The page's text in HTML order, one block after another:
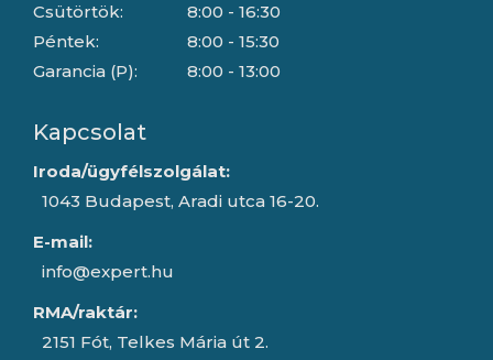
Csütörtök:
Péntek:
Garancia (P):
8:00 - 16:30
8:00 - 15:30
8:00 - 13:00
Kapcsolat
Iroda/ügyfélszolgálat:
1043 Budapest, Aradi utca 16-20.
E-mail:
info@expert.hu
RMA/raktár:
2151 Fót, Telkes Mária út 2.